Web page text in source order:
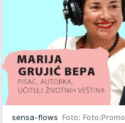
sensa-flows Foto: Foto:Promo